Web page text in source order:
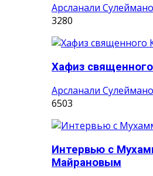
Арсланали
3280
Хафиз
Арсланали
6503
Интервью с
Майрановым